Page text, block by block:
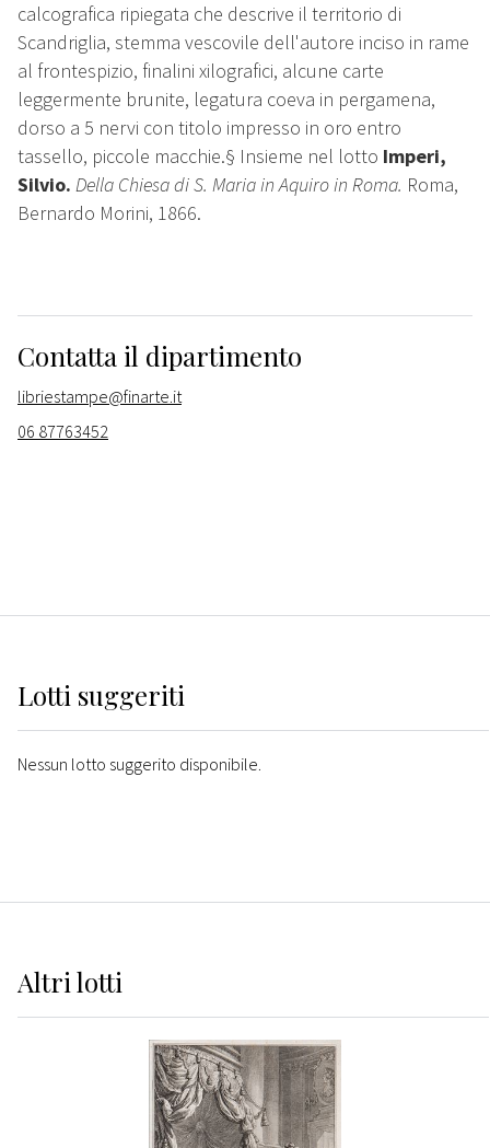
calcografica ripiegata che descrive il territorio di
Scandriglia, stemma vescovile dell'autore inciso in rame
al frontespizio, finalini xilografici, alcune carte
leggermente brunite, legatura coeva in pergamena,
dorso a 5 nervi con titolo impresso in oro entro
tassello, piccole macchie.§ Insieme nel lotto Imperi,
Silvio. Della Chiesa di S. Maria in Aquiro in Roma. Roma,
Bernardo Morini, 1866.
Contatta il dipartimento
libriestampe@finarte.it
06 87763452
Lotti suggeriti
Nessun lotto suggerito disponibile.
Altrilotti